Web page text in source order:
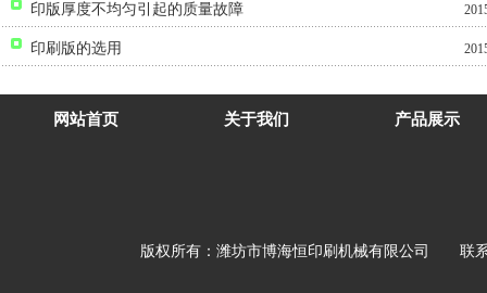
印版厚度不均匀引起的质量故障
印刷版的选用
网站首页 关于我们 产品展示
版权所有： 潍坊市博海恒印刷机械有限公司 联系